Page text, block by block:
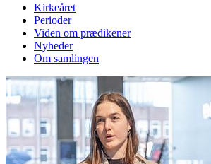
Kirkeåret
Perioder
Viden om prædikener
Nyheder
Om samlingen